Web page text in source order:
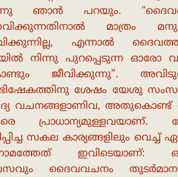
ഞാൻ പറയും.
മാത്രം
എന്നാൽ
നിന്നു പുറപ്പെടുന്ന ഓരോ
ജീവിക്കുന്നു”.
ശേഷം യേശു
വചനങ്ങളാണിവ,
പ്രാധാന്യമുള്ളവയാണ്.
സകല കാര്യങ്ങളിലും വെച്ച്
ഇവിടെയാണ്:
ദൈവവചനം